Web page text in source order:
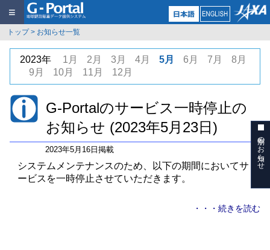
≡
トップ> お知らせ一覧
2023年 1月 2月 3月 4月 5月 6月 7月
8月
9月
10月 11月 12月
G-Portalのサービス一時停止の
お知らせ (2023年5月23日)
2023年5月16日掲載
システムメンテナンスのため、以下の期間においてサ
ービスを一時停止させていただきます。
・・・続きを読む
年別のお知らせ